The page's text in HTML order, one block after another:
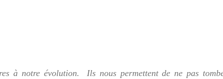
à notre évolution.  Ils nous permettent de ne pas